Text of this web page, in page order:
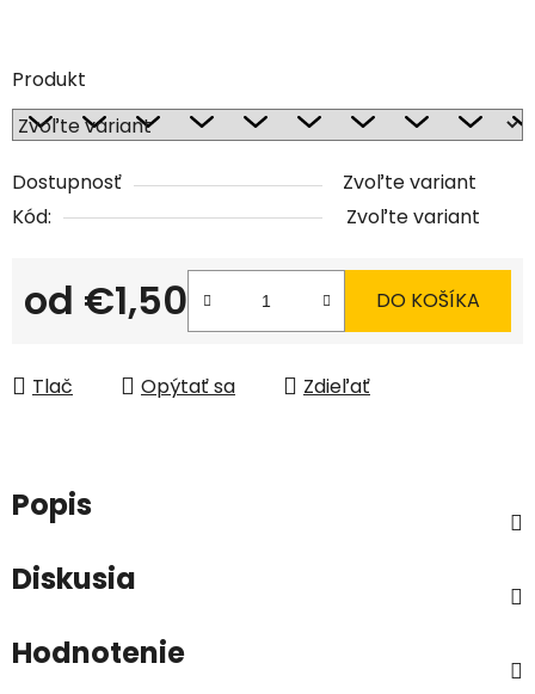
Produkt
Dostupnosť
Zvoľte variant
Kód:
Zvoľte variant
od €1,50
Jednotková cena:
DO KOŠÍKA
Tlač Opýtať sa Zdieľať
Popis
Diskusia
Hodnotenie